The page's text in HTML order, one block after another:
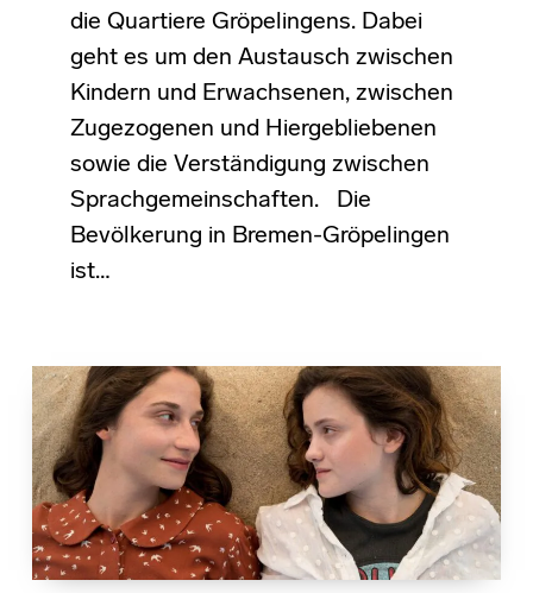
die Quartiere Gröpelingens. Dabei
geht es um den Austausch zwischen
Kindern und Erwachsenen, zwischen
Zugezogenen und Hiergebliebenen
sowie die Verständigung zwischen
Sprachgemeinschaften. Die
Bevölkerung in Bremen-Gröpelingen
ist…